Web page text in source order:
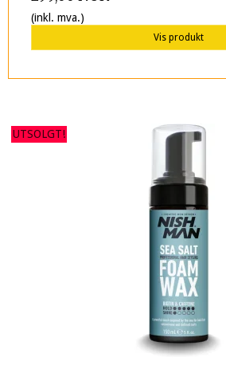
(inkl. mva.)
Vis produkt
UTSOLGT!